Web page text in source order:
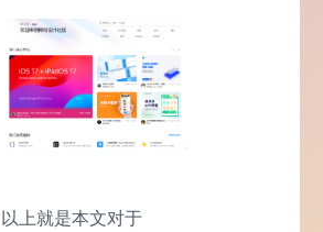
以上就是本文对于